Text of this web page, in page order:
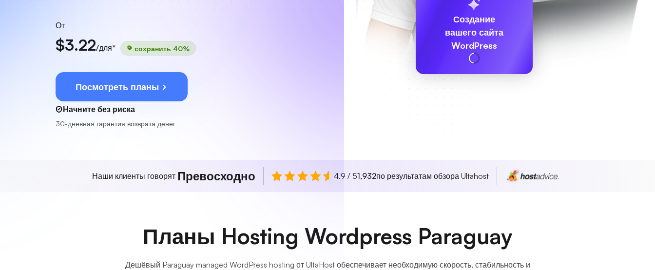
От
$3.22/для* сохранить 40%
Посмотреть планы
Начните без риска
30-дневная гарантия возврата денег
Создание
вашего сайта
WordPress
Наши клиенты говорят Превосходно 4.9 / 51,932по результатам обзора Ultahost
Планы Hosting Wordpress Paraguay
Дешёвый Paraguay managed WordPress hosting от UltaHost обеспечивает необходимую скорость, стабильность и